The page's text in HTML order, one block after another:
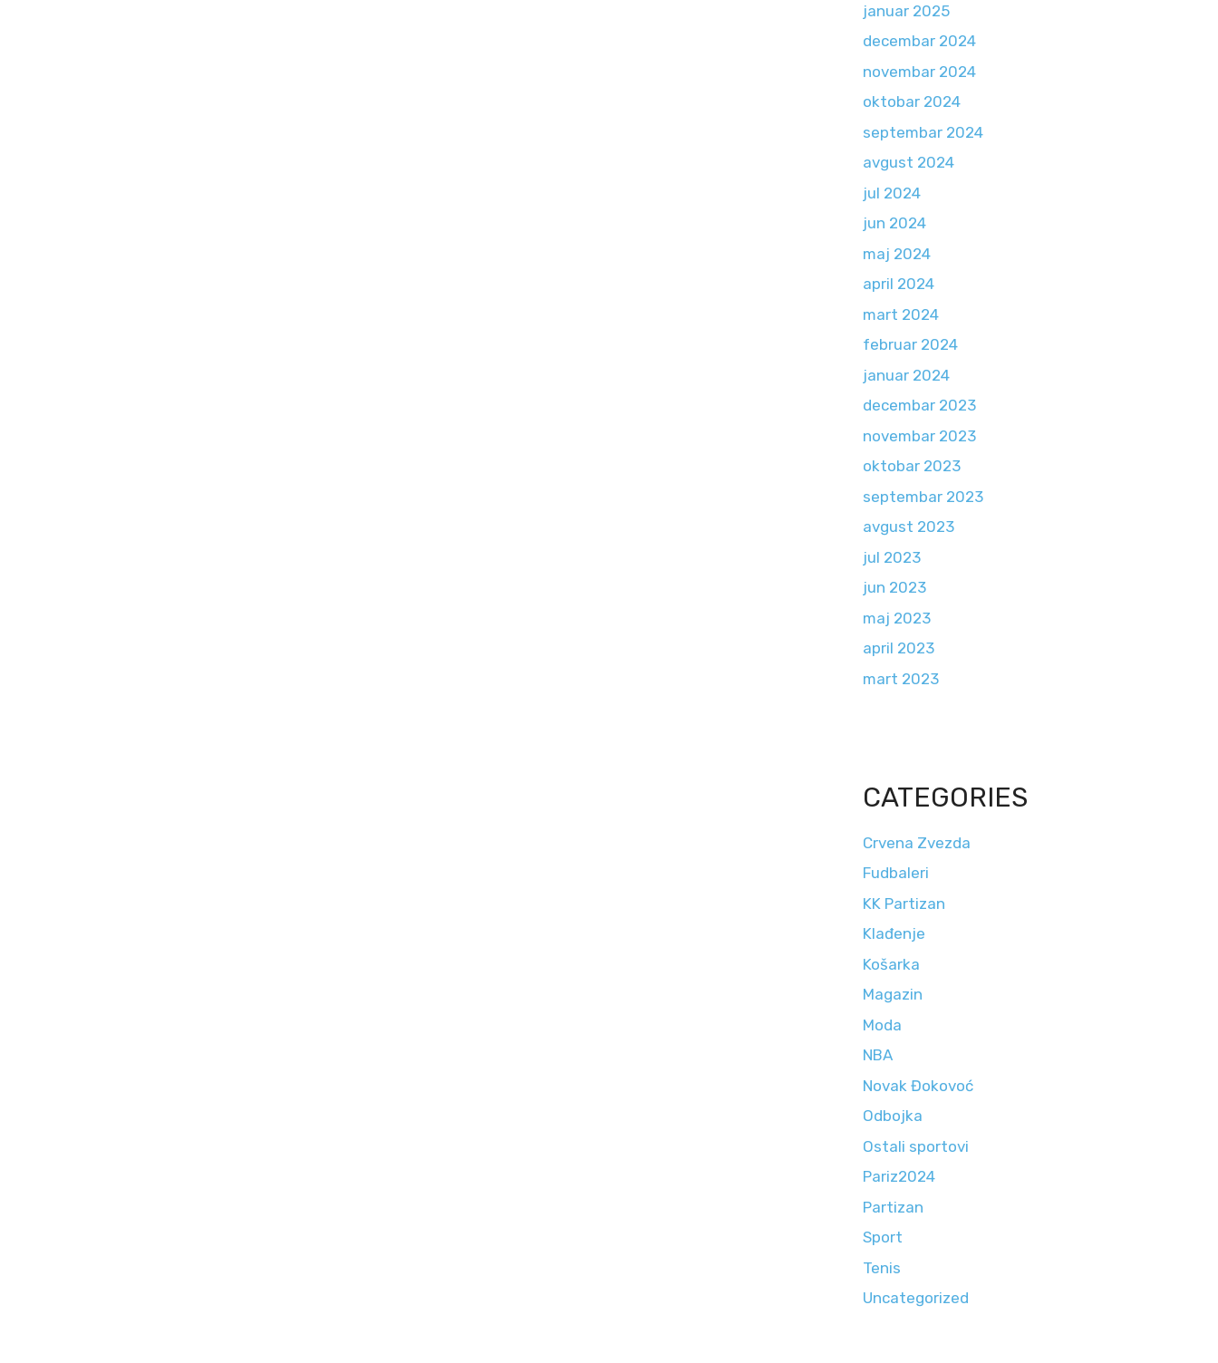
januar 2025
decembar 2024
novembar 2024
oktobar 2024
septembar 2024
avgust 2024
jul 2024
jun 2024
maj 2024
april 2024
mart 2024
februar 2024
januar 2024
decembar 2023
novembar 2023
oktobar 2023
septembar 2023
avgust 2023
jul 2023
jun 2023
maj 2023
april 2023
mart 2023
CATEGORIES
Crvena Zvezda
Fudbaleri
KK Partizan
Klađenje
Košarka
Magazin
Moda
NBA
Novak Đokovoć
Odbojka
Ostali sportovi
Pariz2024
Partizan
Sport
Tenis
Uncategorized